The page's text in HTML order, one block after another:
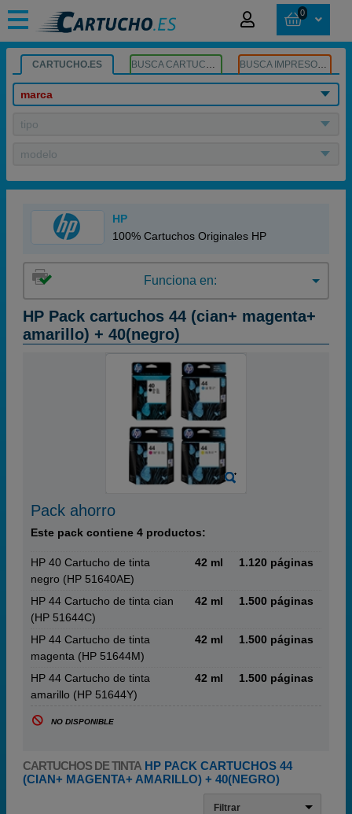
0
CARTUCHO.ES BUSCA CARTUCHOS BUSCA IMPRESORA
marca
tipo
modelo
HP
100% Cartuchos Originales HP
Funciona en:
HP Pack cartuchos 44 (cian+ magenta+
amarillo) + 40(negro)
Pack ahorro
Este pack contiene 4 productos:
HP 40 Cartucho de tinta
negro (HP 51640AE)
42 ml 1.120 páginas
HP 44 Cartucho de tinta cian
(HP 51644C)
42 ml 1.500 páginas
HP 44 Cartucho de tinta
magenta (HP 51644M)
42 ml 1.500 páginas
HP 44 Cartucho de tinta
amarillo (HP 51644Y)
42 ml 1.500 páginas
NO DISPONIBLE
CARTUCHOS DE TINTA HP PACK CARTUCHOS 44
(CIAN+ MAGENTA+ AMARILLO) + 40(NEGRO)
Filtrar